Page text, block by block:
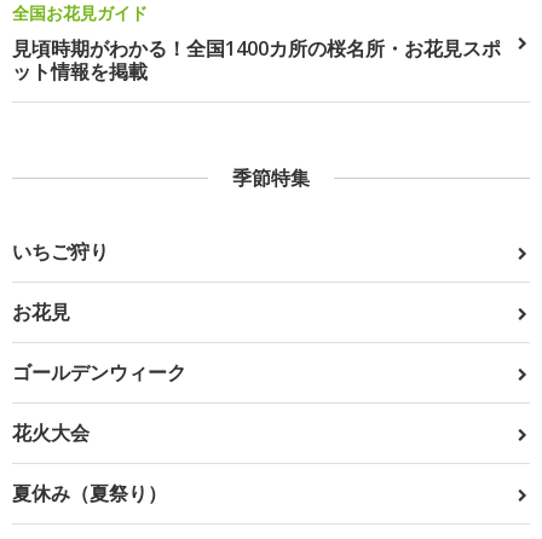
全国お花見ガイド
見頃時期がわかる！全国1400カ所の桜名所・お花見スポ
ット情報を掲載
季節特集
いちご狩り
お花見
ゴールデンウィーク
花火大会
夏休み（夏祭り）